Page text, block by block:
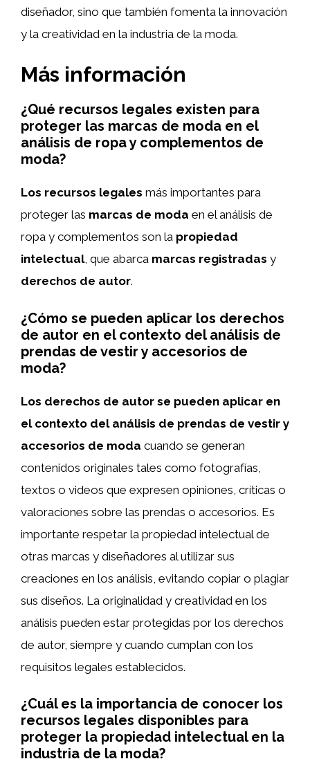
diseñador, sino que también fomenta la innovación
y la creatividad en la industria de la moda.
Más información
¿Qué recursos legales existen para
proteger las marcas de moda en el
análisis de ropa y complementos de
moda?
Los recursos legales más importantes para
proteger las marcas de moda en el análisis de
ropa y complementos son la propiedad
intelectual, que abarca marcas registradas y
derechos de autor.
¿Cómo se pueden aplicar los derechos
de autor en el contexto del análisis de
prendas de vestir y accesorios de
moda?
Los derechos de autor se pueden aplicar en
el contexto del análisis de prendas de vestir y
accesorios de moda cuando se generan
contenidos originales tales como fotografías,
textos o videos que expresen opiniones, críticas o
valoraciones sobre las prendas o accesorios. Es
importante respetar la propiedad intelectual de
otras marcas y diseñadores al utilizar sus
creaciones en los análisis, evitando copiar o plagiar
sus diseños. La originalidad y creatividad en los
análisis pueden estar protegidas por los derechos
de autor, siempre y cuando cumplan con los
requisitos legales establecidos.
¿Cuál es la importancia de conocer los
recursos legales disponibles para
proteger la propiedad intelectual en la
industria de la moda?